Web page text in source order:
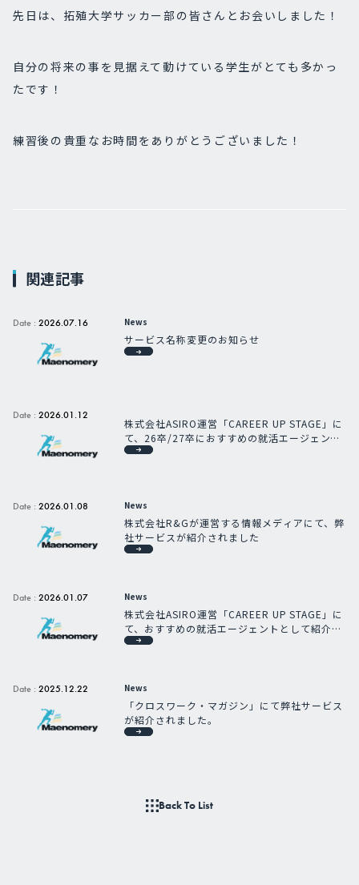
先日は、拓殖大学サッカー部の皆さんとお会いしました！
自分の将来の事を見据えて動けている学生がとても多かっ
たです！
練習後の貴重なお時間をありがとうございました！
関連記事
Date : 2026.07.16 News
サービス名称変更のお知らせ
Date : 2026.01.12
株式会社ASIRO運営「CAREER UP STAGE」に
て、26卒/27卒におすすめの就活エージェント
として紹介されました
Date : 2026.01.08 News
株式会社R&Gが運営する情報メディアにて、弊
社サービスが紹介されました
Date : 2026.01.07 News
株式会社ASIRO運営「CAREER UP STAGE」に
て、おすすめの就活エージェントとして紹介さ
れました
Date : 2025.12.22 News
「クロスワーク・マガジン」にて弊社サービス
が紹介されました。
Back To List